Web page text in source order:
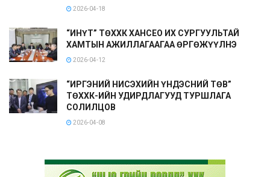
2026-04-18
“ИНҮТ” ТӨХХК ХАНСЕО ИХ СУРГУУЛЬТАЙ
ХАМТЫН АЖИЛЛАГААГАА ӨРГӨЖҮҮЛНЭ
2026-04-12
“ИРГЭНИЙ НИСЭХИЙН ҮНДЭСНИЙ ТӨВ”
ТӨХХК-ИЙН УДИРДЛАГУУД ТУРШЛАГА
СОЛИЛЦОВ
2026-04-08